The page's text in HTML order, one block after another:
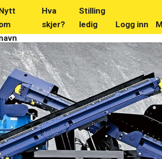
Hva
skjer?
Stilling
ledig
Logg inn